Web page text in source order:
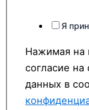
Я
Нажимая на
согласие
данных в